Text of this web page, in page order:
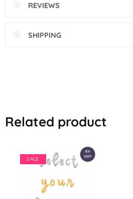
REVIEWS
SHIPPING
Related product
SALE